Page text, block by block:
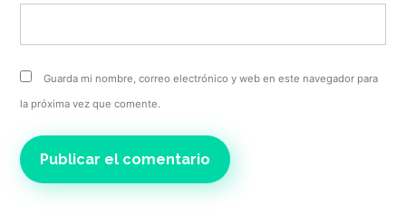
Guarda mi nombre, correo electrónico y web en este navegador para
la próxima vez que comente.